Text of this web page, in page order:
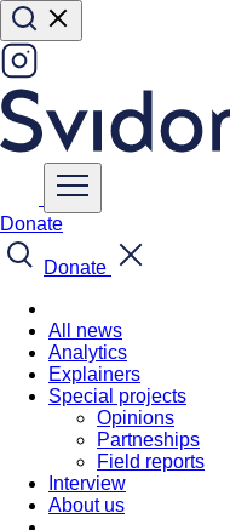
Donate
Donate
All news
Analytics
Explainers
Special projects
Opinions
Partneships
Field reports
Interview
About us